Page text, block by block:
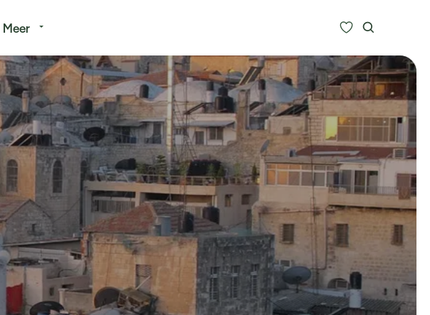
Meer
Alle bestemmingen
Type Reizen
Inspiratie
Meer